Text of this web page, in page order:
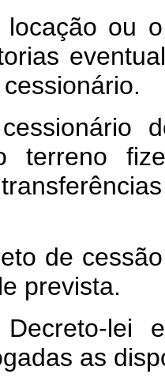
ou
terreno
de
prevista.
lei
as